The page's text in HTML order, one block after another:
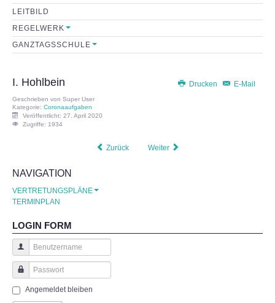
Schulleitung
Sekretariat
Lehrerkollegium
Mitarbeiter
FÖRDERVEREIN
Initiative
Satzung
Leistungen
FORMULARE
LEITBILD
REGELWERK
GANZTAGSSCHULE
Drucken E-Mail
I. Hohlbein
Geschrieben von Super User
Kategorie: Coronaaufgaben
Veröffentlicht: 27. April 2020
Zugriffe: 1934
Zurück Weiter
NAVIGATION
VERTRETUNGSPLÄNE
TERMINPLAN
LOGIN FORM
Benutzername
Passwort
Angemeldet bleiben